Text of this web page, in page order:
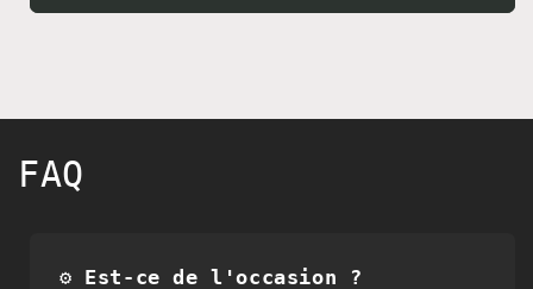
FAQ
⚙️ Est-ce de l'occasion ?